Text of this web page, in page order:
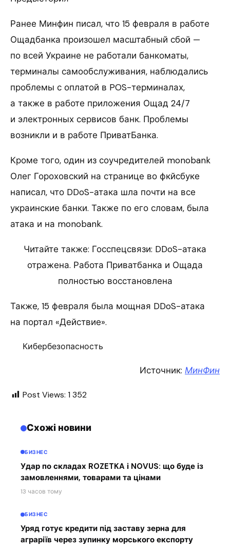
Ранее Минфин писал, что 15 февраля в работе
Ощадбанка произошел масштабный сбой —
по всей Украине не работали банкоматы,
терминалы самообслуживания, наблюдались
проблемы с оплатой в POS-терминалах,
а также в работе приложения Ощад 24/7
и электронных сервисов банк. Проблемы
возникли и в работе ПриватБанка.
Кроме того, один из соучредителей monobank
Олег Гороховский на странице во фкйсбуке
написал, что DDoS-атака шла почти на все
украинские банки. Также по его словам, была
атака и на monobank.
Читайте также: Госспецсвязи: DDoS-атака
отражена. Работа Приватбанка и Ощада
полностью восстановлена
Также, 15 февраля была мощная DDoS-атака
на портал «Действие».
Кибербезопасность
Источник: МинФин
Post Views: 1 352
Схожі новини
БИЗНЕС
Удар по складах ROZETKA і NOVUS: що буде із
замовленнями, товарами та цінами
13 часов тому
БИЗНЕС
Уряд готує кредити під заставу зерна для
аграріїв через зупинку морського експорту